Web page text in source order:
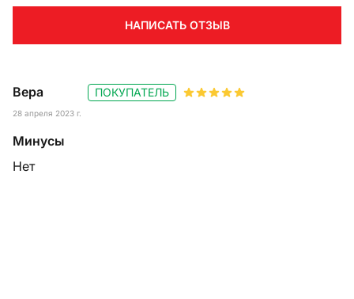
Вера
28 апреля 2023 г.
ПОКУПАТЕЛЬ
Минусы
Нет
НАПИСАТЬ ОТЗЫВ